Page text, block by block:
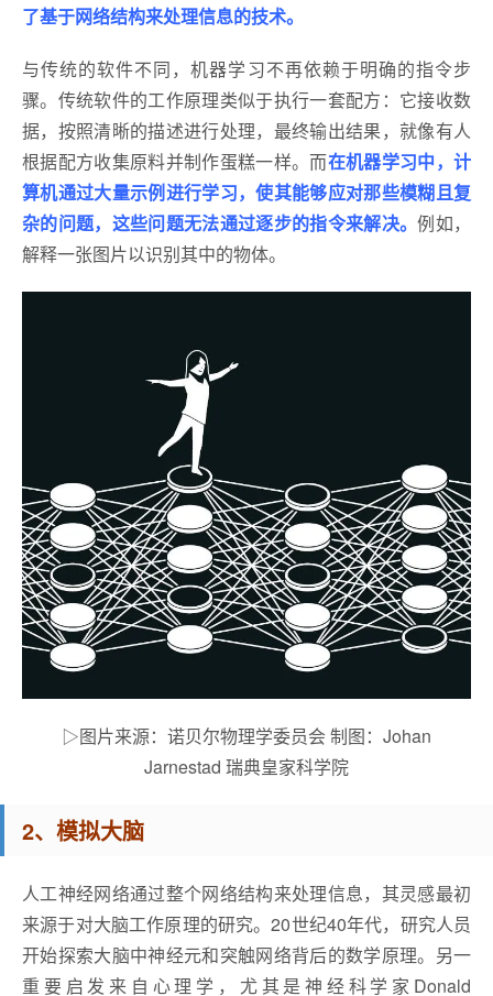
了基于网络结构来处理信息的技术。
与传统的软件不同，机器学习不再依赖于明确的指令步
骤。传统软件的工作原理类似于执行一套配方：它接收数
据，按照清晰的描述进行处理，最终输出结果，就像有人
根据配方收集原料并制作蛋糕一样。而在机器学习中，计
算机通过大量示例进行学习，使其能够应对那些模糊且复
杂的问题，这些问题无法通过逐步的指令来解决。例如，
解释一张图片以识别其中的物体。
▷图片来源：诺贝尔物理学委员会 制图：Johan
Jarnestad 瑞典皇家科学院
2、模拟大脑
人工神经网络通过整个网络结构来处理信息，其灵感最初
来源于对大脑工作原理的研究。20世纪40年代，研究人员
开始探索大脑中神经元和突触网络背后的数学原理。另一
重要启发来自心理学，尤其是神经科学家Donald